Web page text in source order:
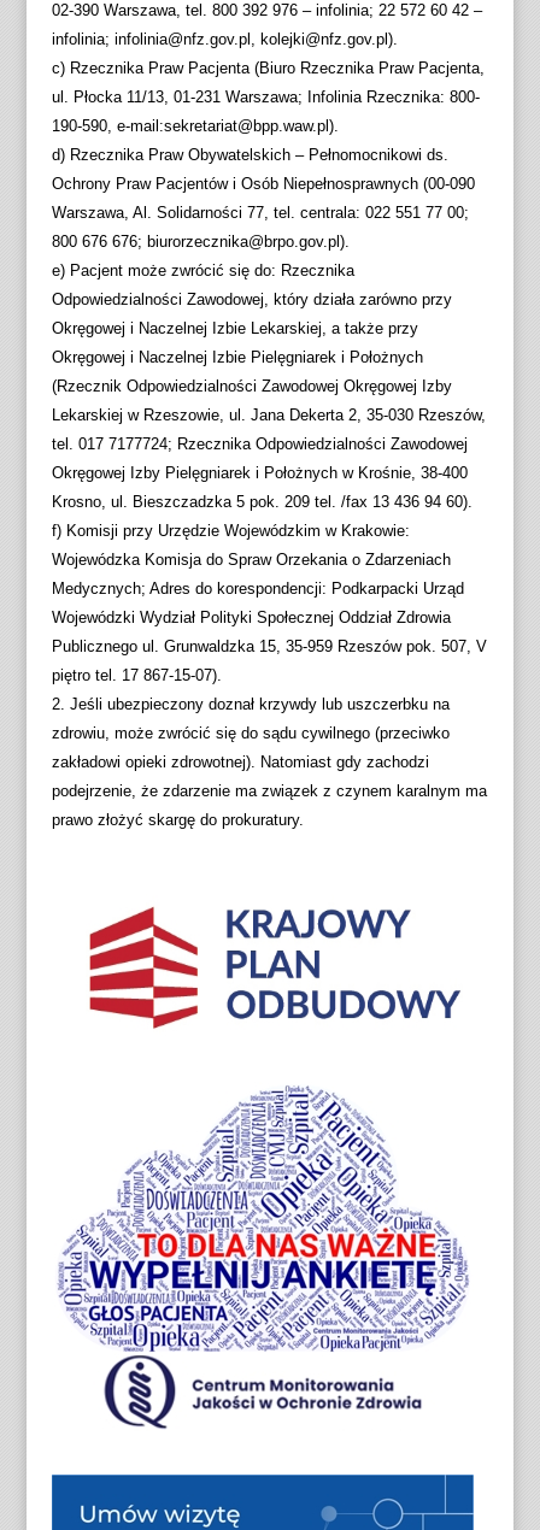
02-390 Warszawa, tel. 800 392 976 – infolinia; 22 572 60 42 –
infolinia; infolinia@nfz.gov.pl, kolejki@nfz.gov.pl).
c) Rzecznika Praw Pacjenta (Biuro Rzecznika Praw Pacjenta,
ul. Płocka 11/13, 01-231 Warszawa; Infolinia Rzecznika: 800-
190-590, e-mail:sekretariat@bpp.waw.pl).
d) Rzecznika Praw Obywatelskich – Pełnomocnikowi ds.
Ochrony Praw Pacjentów i Osób Niepełnosprawnych (00-090
Warszawa, Al. Solidarności 77, tel. centrala: 022 551 77 00;
800 676 676; biurorzecznika@brpo.gov.pl).
e) Pacjent może zwrócić się do: Rzecznika
Odpowiedzialności Zawodowej, który działa zarówno przy
Okręgowej i Naczelnej Izbie Lekarskiej, a także przy
Okręgowej i Naczelnej Izbie Pielęgniarek i Położnych
(Rzecznik Odpowiedzialności Zawodowej Okręgowej Izby
Lekarskiej w Rzeszowie, ul. Jana Dekerta 2, 35-030 Rzeszów,
tel. 017 7177724; Rzecznika Odpowiedzialności Zawodowej
Okręgowej Izby Pielęgniarek i Położnych w Krośnie, 38-400
Krosno, ul. Bieszczadzka 5 pok. 209 tel. /fax 13 436 94 60).
f) Komisji przy Urzędzie Wojewódzkim w Krakowie:
Wojewódzka Komisja do Spraw Orzekania o Zdarzeniach
Medycznych; Adres do korespondencji: Podkarpacki Urząd
Wojewódzki Wydział Polityki Społecznej Oddział Zdrowia
Publicznego ul. Grunwaldzka 15, 35-959 Rzeszów pok. 507, V
piętro tel. 17 867-15-07).
2. Jeśli ubezpieczony doznał krzywdy lub uszczerbku na
zdrowiu, może zwrócić się do sądu cywilnego (przeciwko
zakładowi opieki zdrowotnej). Natomiast gdy zachodzi
podejrzenie, że zdarzenie ma związek z czynem karalnym ma
prawo złożyć skargę do prokuratury.